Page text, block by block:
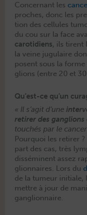
Con­cer­nant les
proches, donc les
tion des cel­lules
du cou sur la face
caro­ti­di­ens, ils tirent
la veine jugu­laire
posent sous la
glions (entre 20 et
Qu’est-ce qu’un
« Il s’agit d’une
retir­er des
touchés par le
Pourquoi les retir­er
part des cas, très
dis­sémi­nent assez
glion­naires. Lors du
de la tumeur ini­tiale,
met­tre à jour de
ganglionnaire.